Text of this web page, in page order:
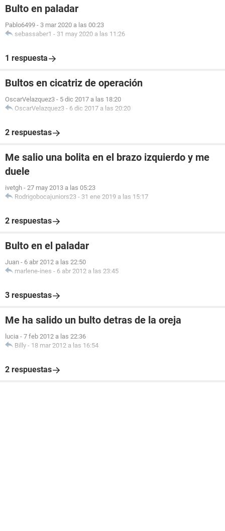
Bulto en paladar
Pablo6499 - 3 mar 2020 a las 00:23
sebassaber1 - 31 may 2020 a las 11:26
1 respuesta
Bultos en cicatriz de operación
OscarVelazquez3 - 5 dic 2017 a las 18:20
OscarVelazquez3 - 6 dic 2017 a las 20:20
2 respuestas
Me salio una bolita en el brazo izquierdo y me
duele
ivetgh - 27 may 2013 a las 05:23
Rodrigobocajuniors23 - 31 ene 2019 a las 15:17
2 respuestas
Bulto en el paladar
Juan - 6 abr 2012 a las 22:50
marlene-ines - 6 abr 2012 a las 23:45
3 respuestas
Me ha salido un bulto detras de la oreja
lucia - 7 feb 2012 a las 22:36
Billy - 18 mar 2012 a las 16:54
2 respuestas